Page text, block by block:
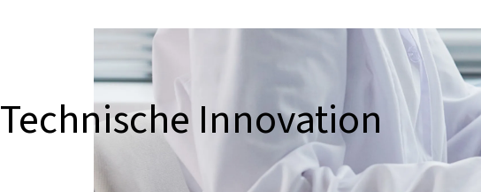
Technische Innovation